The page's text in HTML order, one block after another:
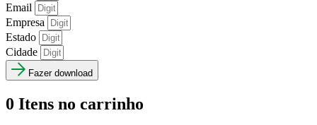
Email
Empresa
Estado
Cidade
Fazer download
0 Itens no carrinho